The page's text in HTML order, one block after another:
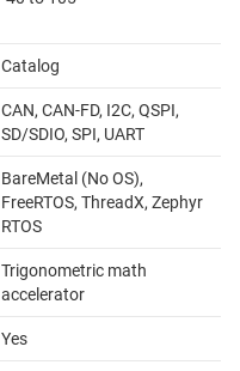
Catalog
CAN, CAN-FD, I2C, QSPI,
SD/SDIO, SPI, UART
BareMetal (No OS),
FreeRTOS, ThreadX, Zephyr
RTOS
Trigonometric math
accelerator
Yes